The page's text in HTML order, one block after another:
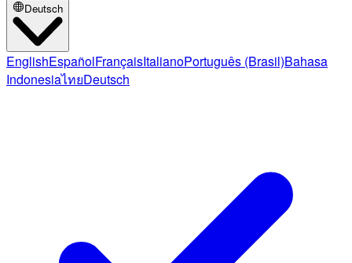
Deutsch
EnglishEspañolFrançaisItalianoPortuguês (Brasil)Bahasa
IndonesiaไทยDeutsch